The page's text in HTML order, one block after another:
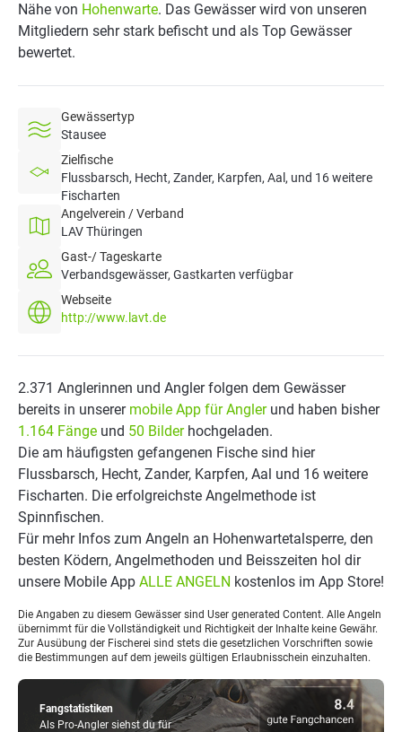
Nähe von Hohenwarte. Das Gewässer wird von unseren
Mitgliedern sehr stark befischt und als Top Gewässer
bewertet.
Gewässertyp
Stausee
Zielfische
Flussbarsch, Hecht, Zander, Karpfen, Aal, und 16 weitere
Fischarten
Angelverein / Verband
LAV Thüringen
Gast-/ Tageskarte
Verbandsgewässer, Gastkarten verfügbar
Webseite
http://www.lavt.de
Fangstatistiken
Als Pro-Angler siehst du für
2.371 Anglerinnen und Angler folgen dem Gewässer
bereits in unserer mobile App für Anglerund haben bisher
1.164 Fänge und 50 Bilderhochgeladen.
Die am häufigsten gefangenen Fische sind hier
Flussbarsch, Hecht, Zander, Karpfen, Aal und 16 weitere
Fischarten. Die erfolgreichste Angelmethode ist
Spinnfischen.
Für mehr Infos zum Angeln an Hohenwartetalsperre, den
besten Ködern, Angelmethoden und Beisszeiten hol dir
unsere Mobile App ALLE ANGELN kostenlos im App Store!
Die Angaben zu diesem Gewässer sind User generated Content. Alle Angeln
übernimmt für die Vollständigkeit und Richtigkeit der Inhalte keine Gewähr.
Zur Ausübung der Fischerei sind stets die gesetzlichen Vorschriften sowie
die Bestimmungen auf dem jeweils gültigen Erlaubnisschein einzuhalten.